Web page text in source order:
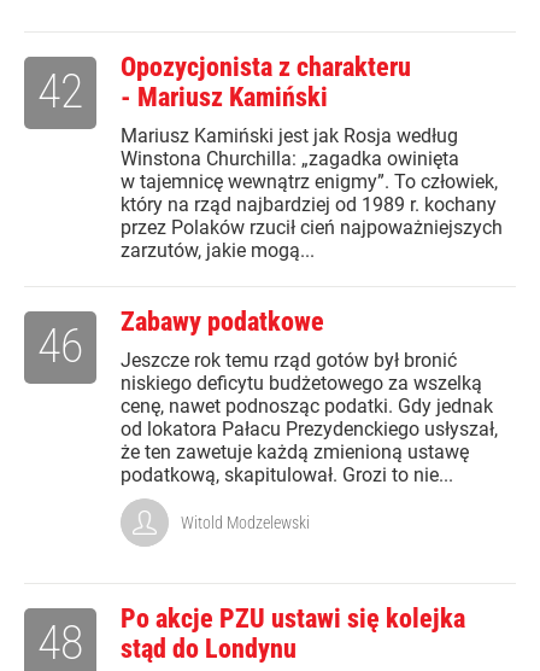
Opozycjonista z charakteru
- Mariusz Kamiński
Mariusz Kamiński jest jak Rosja według
Winstona Churchilla: „zagadka owinięta
w tajemnicę wewnątrz enigmy”. To człowiek,
który na rząd najbardziej od 1989 r. kochany
przez Polaków rzucił cień najpoważniejszych
zarzutów, jakie mogą...
42
Zabawy podatkowe
Jeszcze rok temu rząd gotów był bronić
niskiego deficytu budżetowego za wszelką
cenę, nawet podnosząc podatki. Gdy jednak
od lokatora Pałacu Prezydenckiego usłyszał,
że ten zawetuje każdą zmienioną ustawę
podatkową, skapitulował. Grozi to nie...
46
Witold Modzelewski
Po akcje PZU ustawi się kolejka
stąd do Londynu
48